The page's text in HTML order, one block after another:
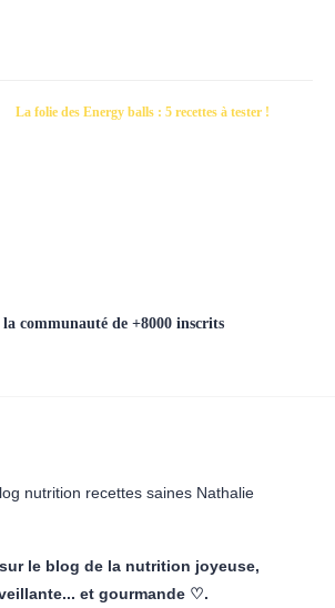
La folie des Energy balls : 5 recettes à tester !
communauté de +8000 inscrits
le blog de la nutrition joyeuse,
et gourmande ♡.